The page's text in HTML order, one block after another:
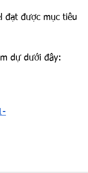
đạt được mục tiêu
dự dưới đây: